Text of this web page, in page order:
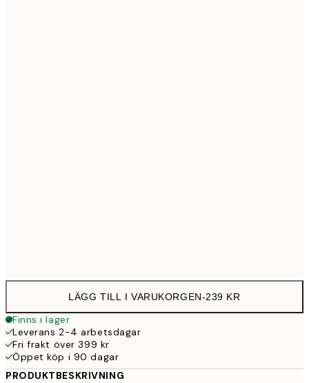
LÄGG TILL I VARUKORGEN-239 KR
Finns i lager
Leverans 2-4 arbetsdagar
Fri frakt över 399 kr
Öppet köp i 90 dagar
PRODUKTBESKRIVNING